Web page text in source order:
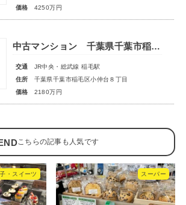
価格
4250万円
中古マンション 千葉県千葉市稲毛区小仲台８丁目
交通
JR中央・総武線 稲毛駅
住所
千葉県千葉市稲毛区小仲台８丁目
価格
2180万円
・スイーツ スーパー